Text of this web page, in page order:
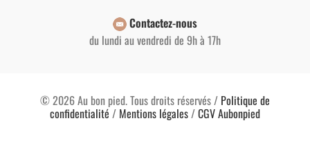
Contactez-nous
du lundi au vendredi de 9h à 17h
© 2026 Au bon pied. Tous droits réservés / Politique de
confidentialité / Mentions légales/CGV Aubonpied